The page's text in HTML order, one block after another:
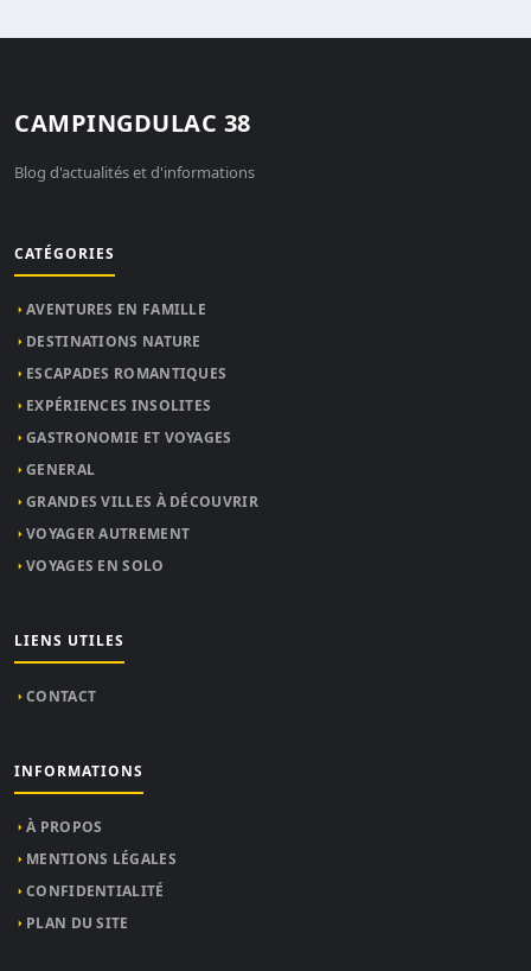
CAMPINGDULAC 38
Blog d'actualités et d'informations
CATÉGORIES
AVENTURES EN FAMILLE
DESTINATIONS NATURE
ESCAPADES ROMANTIQUES
EXPÉRIENCES INSOLITES
GASTRONOMIE ET VOYAGES
GENERAL
GRANDES VILLES À DÉCOUVRIR
VOYAGER AUTREMENT
VOYAGES EN SOLO
LIENS UTILES
CONTACT
INFORMATIONS
À PROPOS
MENTIONS LÉGALES
CONFIDENTIALITÉ
PLAN DU SITE